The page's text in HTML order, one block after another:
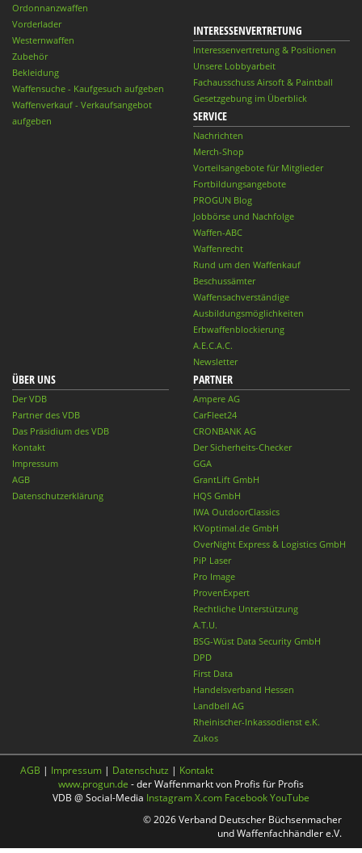
Ordonnanzwaffen
Vorderlader
Westernwaffen
Zubehör
Bekleidung
Waffensuche - Kaufgesuch aufgeben
Waffenverkauf - Verkaufsangebot
aufgeben
INTERESSENVERTRETUNG
Interessenvertretung & Positionen
Unsere Lobbyarbeit
Fachausschuss Airsoft & Paintball
Gesetzgebung im Überblick
SERVICE
Nachrichten
Merch-Shop
Vorteilsangebote für Mitglieder
Fortbildungsangebote
PROGUN Blog
Jobbörse und Nachfolge
Waffen-ABC
Waffenrecht
Rund um den Waffenkauf
Beschussämter
Waffensachverständige
Ausbildungsmöglichkeiten
Erbwaffenblockierung
A.E.C.A.C.
Newsletter
ÜBER UNS
Der VDB
Partner des VDB
Das Präsidium des VDB
Kontakt
Impressum
AGB
Datenschutzerklärung
PARTNER
Ampere AG
CarFleet24
CRONBANK AG
Der Sicherheits-Checker
GGA
GrantLift GmbH
HQS GmbH
IWA OutdoorClassics
KVoptimal.de GmbH
OverNight Express & Logistics GmbH
PiP Laser
Pro Image
ProvenExpert
Rechtliche Unterstützung
A.T.U.
BSG-Wüst Data Security GmbH
DPD
First Data
Handelsverband Hessen
Landbell AG
Rheinischer-Inkassodienst e.K.
Zukos
AGB | Impressum | Datenschutz | Kontakt
www.progun.de - der Waffenmarkt von Profis für Profis
VDB @ Social-Media InstagramX.com FacebookYouTube
© 2026 Verband Deutscher Büchsenmacher
und Waffenfachhändler e.V.